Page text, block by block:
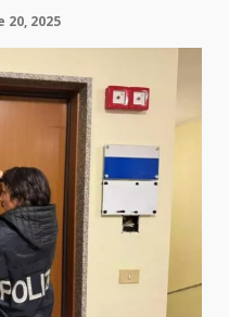
20, 2025